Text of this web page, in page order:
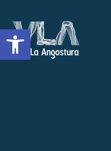
Open toolbar